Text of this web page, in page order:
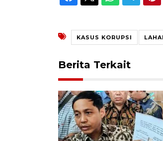
KASUS KORUPSI
Berita Terkait